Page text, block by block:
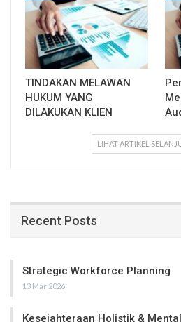
TINDAKAN MELAWAN
HUKUM YANG
DILAKUKAN KLIEN
LIHAT ARTIKEL
Recent Posts
Strategic Workforce Planning
13 Mar 2026
Kesejahteraan Holistik &